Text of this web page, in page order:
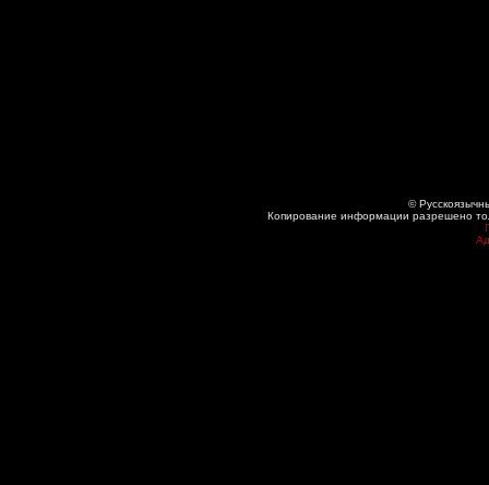
©
Копирование информации разрешено